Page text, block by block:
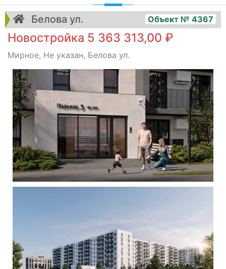
Белова ул. Объект № 4367
Новостройка 5 363 313,00 ₽
Мирное, Не указан, Белова ул.